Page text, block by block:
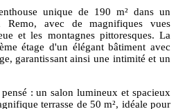
unique de 190 m² dans un
Remo, avec de magnifiques vues
et les montagnes pittoresques. La
étage d'un élégant bâtiment avec
garantissant ainsi une intimité et un
: un salon lumineux et spacieux
terrasse de 50 m², idéale pour